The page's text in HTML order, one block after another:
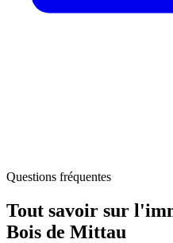
Questions fréquentes
Tout savoir sur
Bois de Mittau